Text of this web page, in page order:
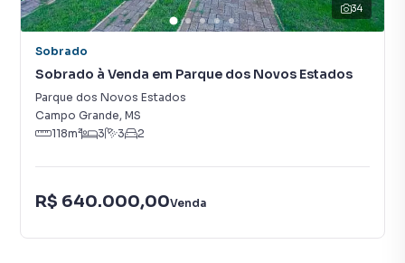
34
Sobrado
Sobrado à Venda em Parque dos Novos Estados
Parque dos Novos Estados
Campo Grande, MS
118m² 3 3 2
R$ 640.000,00Venda